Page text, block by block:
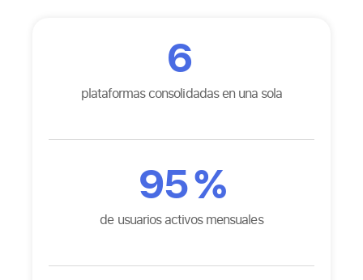
6
plataformas consolidadas en una sola
95%
de usuarios activos mensuales